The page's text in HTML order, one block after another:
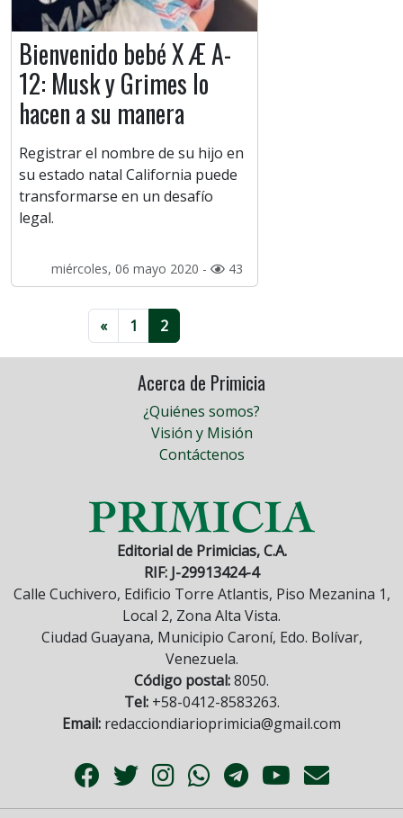
Bienvenido bebé X Æ A-
12: Musk y Grimes lo
hacen a su manera
Registrar el nombre de su hijo en
su estado natal California puede
transformarse en un desafío
legal.
miércoles, 06 mayo 2020 - 43
« 1 2
Acerca de Primicia
¿Quiénes somos?
Visión y Misión
Contáctenos
Editorial de Primicias, C.A.
RIF: J-29913424-4
Calle Cuchivero, Edificio Torre Atlantis, Piso Mezanina 1,
Local 2, Zona Alta Vista.
Ciudad Guayana, Municipio Caroní, Edo. Bolívar,
Venezuela.
Código postal:8050.
Tel:+58-0412-8583263.
Email: redacciondiarioprimicia@gmail.com